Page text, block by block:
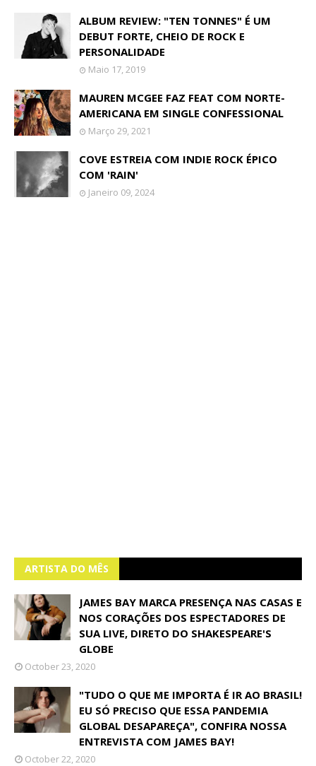
ALBUM REVIEW: "TEN TONNES" É UM
DEBUT FORTE, CHEIO DE ROCK E
PERSONALIDADE
Maio 17, 2019
MAUREN MCGEE FAZ FEAT COM NORTE-
AMERICANA EM SINGLE CONFESSIONAL
Março 29, 2021
COVE ESTREIA COM INDIE ROCK ÉPICO
COM 'RAIN'
Janeiro 09, 2024
ARTISTA DO MÊS
JAMES BAY MARCA PRESENÇA NAS CASAS E
NOS CORAÇÕES DOS ESPECTADORES DE
SUA LIVE, DIRETO DO SHAKESPEARE'S
GLOBE
October 23, 2020
"TUDO O QUE ME IMPORTA É IR AO BRASIL!
EU SÓ PRECISO QUE ESSA PANDEMIA
GLOBAL DESAPAREÇA", CONFIRA NOSSA
ENTREVISTA COM JAMES BAY!
October 22, 2020